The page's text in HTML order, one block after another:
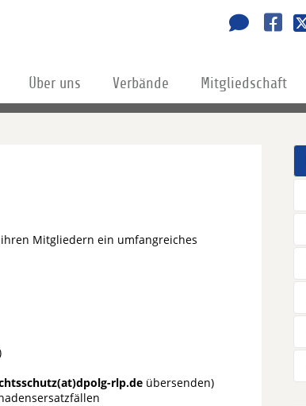
Über uns Verbände Mitgliedschaft
Mitgliedern ein umfangreiches
rlp.de übersenden)